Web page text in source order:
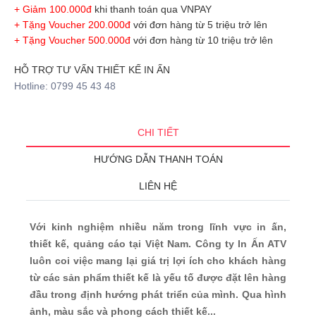
+ Giảm 100.000đ khi thanh toán qua VNPAY
+ Tặng Voucher 200.000đ với đơn hàng từ 5 triệu trở lên
+ Tặng Voucher 500.000đ với đơn hàng từ 10 triệu trở lên
HỖ TRỢ TƯ VẤN THIẾT KẾ IN ẤN
Hotline: 0799 45 43 48
CHI TIẾT
HƯỚNG DẪN THANH TOÁN
LIÊN HỆ
Với kinh nghiệm nhiều năm trong lĩnh vực in ấn,
thiết kế, quảng cáo tại Việt Nam. Công ty In Ấn ATV
luôn coi việc mang lại giá trị lợi ích cho khách hàng
từ các sản phẩm thiết kế là yếu tố được đặt lên hàng
đầu trong định hướng phát triển của mình. Qua hình
ảnh, màu sắc và phong cách thiết kế...